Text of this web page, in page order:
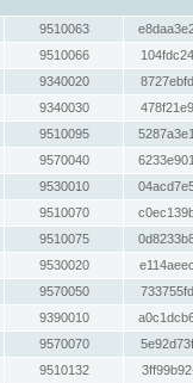
9510063
9510066
9340020
9340030
9510095
9570040
9530010
9510070
9510075
9530020
9570050
9390010
9570070
9510132